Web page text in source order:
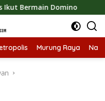
Domino
Murung Raya